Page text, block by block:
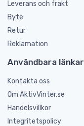
Leverans och frakt
Byte
Retur
Reklamation
Användbara länkar
Kontakta oss
Om AktivVinter.se
Handelsvillkor
Integritetspolicy